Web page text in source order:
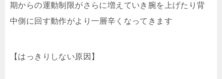
期からの運動制限がさらに増えていき腕を上げたり背
中側に回す動作がより一層辛くなってきます
【はっきりしない原因】